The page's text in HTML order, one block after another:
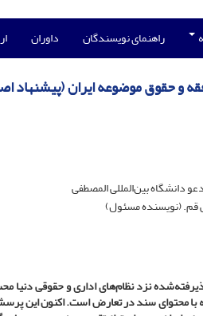
راهنمای نویسندگان داوران
ایران (پیشنهاد اصلاح ماده 1309
دانشگاه بین‌المللی المصطفی
قم. (نویسنده مسئول)
نزد نظام‌های اداری و حقوقی
محتوای سند در تعارض است. اکنون این